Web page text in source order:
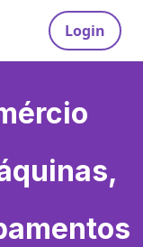
Login